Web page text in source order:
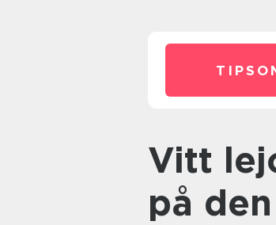
Vitt lejon: En fascinerande blick
på